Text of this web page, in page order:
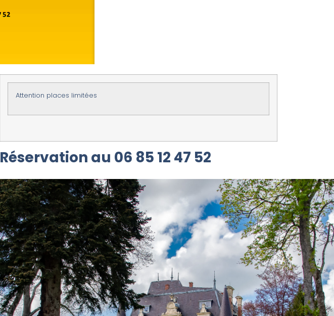
Attention places limitées
Réservation au 06 85 12 47 52